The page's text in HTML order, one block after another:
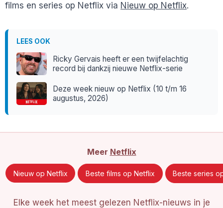
films en series op Netflix via Nieuw op Netflix.
LEES OOK
Ricky Gervais heeft er een twijfelachtig
record bij dankzij nieuwe Netflix-serie
Deze week nieuw op Netflix (10 t/m 16
augustus, 2026)
Meer Netflix
Nieuw op Netflix Beste films op Netflix Beste series
Elke week het meest gelezen Netflix-nieuws in je